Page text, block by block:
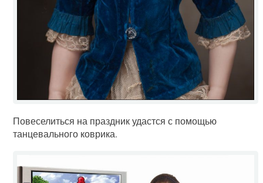
Повеселиться на праздник удастся с помощью
танцевального коврика.